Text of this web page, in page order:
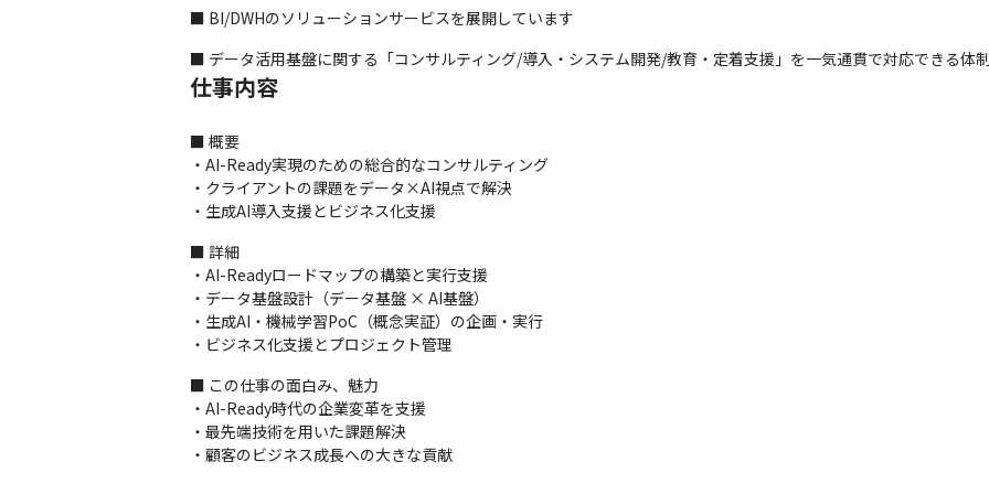
■ BI/DWHのソリューションサービスを展開しています
■ データ活用基盤に関する「コンサルティング/導入・システム開発/教育・定着支援」を一気通貫で対応できる体
仕事内容
■ 概要
・AI-Ready実現のための総合的なコンサルティング
・クライアントの課題をデータ×AI視点で解決
・生成AI導入支援とビジネス化支援
■ 詳細
・AI-Readyロードマップの構築と実行支援
・データ基盤設計（データ基盤 × AI基盤）
・生成AI・機械学習PoC（概念実証）の企画・実行
・ビジネス化支援とプロジェクト管理
■ この仕事の面白み、魅力
・AI-Ready時代の企業変革を支援
・最先端技術を用いた課題解決
・顧客のビジネス成長への大きな貢献